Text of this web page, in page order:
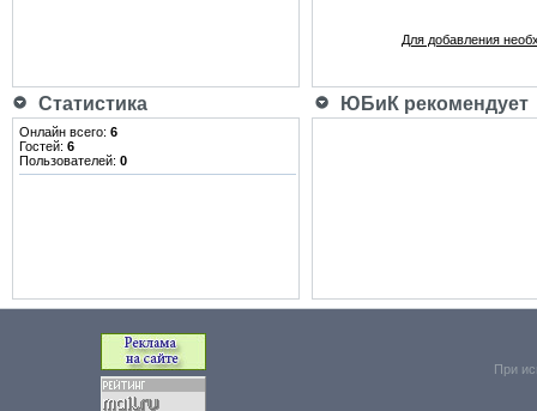
Для добавления
Статистика ЮБиК рекомендует
Онлайн всего: 6
Гостей: 6
Пользователей: 0
При